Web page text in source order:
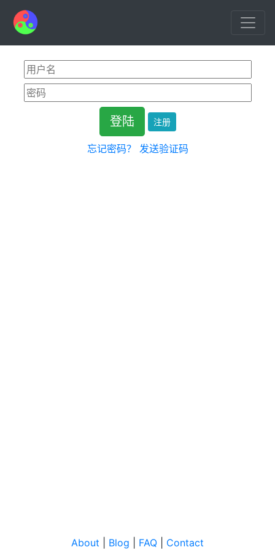
注册
忘记密码？ 发送验证码
About Blog FAQ Contact